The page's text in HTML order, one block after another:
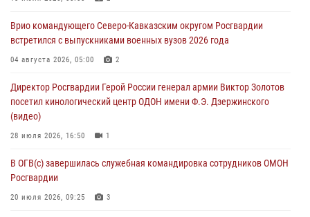
угрожавшего подростку травматическим пистолетом
06 августа 2026, 11:33
крупная нарколаборатория
Врио командующего Северо-Кавказским округом Росгвардии
встретился с выпускниками военных вузов 2026 года
04 августа 2026, 05:00 2
Директор Росгвардии Герой России генерал армии Виктор Золотов
посетил кинологический центр ОДОН имени Ф.Э. Дзержинского
(видео)
28 июля 2026, 16:50 1
В ОГВ(с) завершилась служебная командировка сотрудников ОМОН
Росгвардии
20 июля 2026, 09:25 3